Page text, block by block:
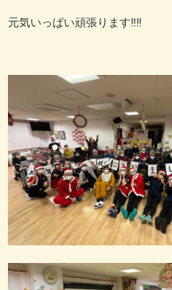
元気いっぱい頑張ります‼️‼️